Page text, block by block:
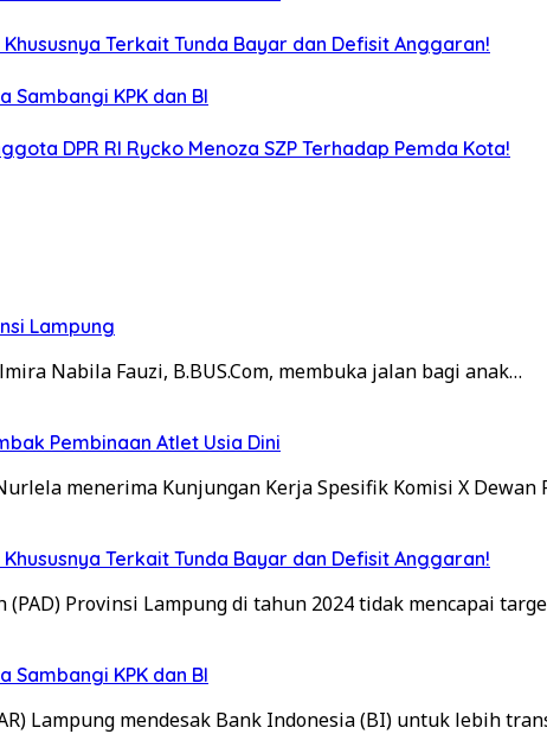
Terkait Tunda Bayar dan Defisit Anggaran!
Sambangi KPK dan BI
DPR RI Rycko Menoza SZP Terhadap Pemda Kota!
Lampung
Nabila Fauzi, B.BUS.Com, membuka jalan bagi anak…
Pembinaan Atlet Usia Dini
menerima Kunjungan Kerja Spesifik Komisi X
Terkait Tunda Bayar dan Defisit Anggaran!
(PAD) Provinsi Lampung di tahun 2024 tidak mencapai
Sambangi KPK dan BI
Lampung mendesak Bank Indonesia (BI) untuk lebih